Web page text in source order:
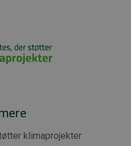
klimaprojekter